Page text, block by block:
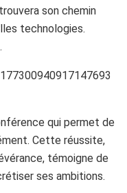
son chemin
technologies.
qui permet de
Cette réussite,
témoigne de
ses ambitions.